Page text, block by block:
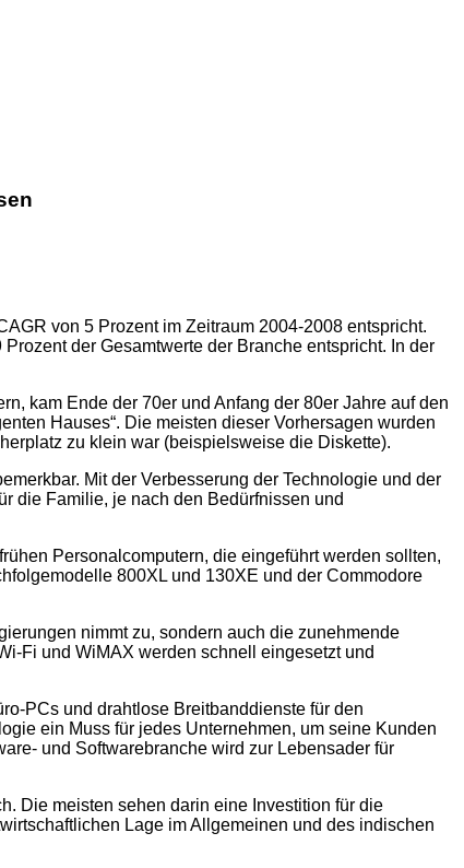
von 5 Prozent im Zeitraum 2004-2008 entspricht.
der Gesamtwerte der Branche entspricht. In der
kam Ende der 70er und Anfang der 80er Jahre auf den
Hauses“. Die meisten dieser Vorhersagen wurden
zu klein war (beispielsweise die Diskette).
Mit der Verbesserung der Technologie und der
die Familie, je nach den Bedürfnissen und
Personalcomputern, die eingeführt werden sollten,
800XL und 130XE und der Commodore
nimmt zu, sondern auch die zunehmende
Fi und WiMAX werden schnell eingesetzt und
PCs und drahtlose Breitbanddienste für den
ein Muss für jedes Unternehmen, um seine Kunden
und Softwarebranche wird zur Lebensader für
Die meisten sehen darin eine Investition für die
Lage im Allgemeinen und des indischen